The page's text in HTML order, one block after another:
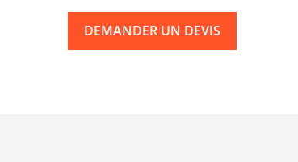
DEMANDER UN DEVIS